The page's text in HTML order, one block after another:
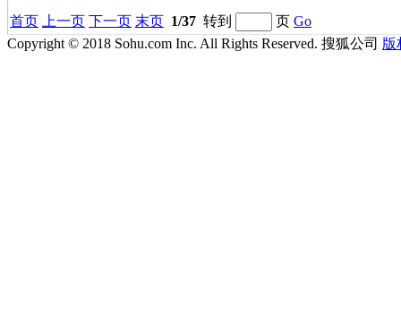
首页 上一页 下一页 末页 1/37 转到 页 Go
Copyright © 2018 Sohu.com Inc. All Rights Reserved. 搜狐公司 版